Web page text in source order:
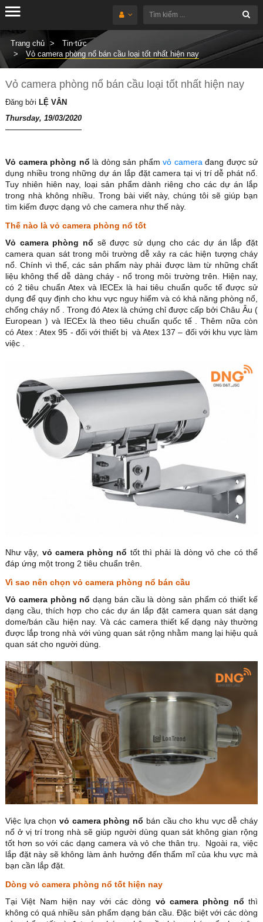
Trang chủ
Tin tức
Vỏ camera phòng nổ bán cầu loại tốt nhất hiện nay
Vỏ camera phòng nổ bán cầu loại tốt nhất hiện nay
Đăng bởi LỆ VÂN
Thursday, 19/03/2020
Vỏ camera phòng nổ là dòng sản phẩm vỏ camera đang được sử
dụng nhiều trong những dự án lắp đặt camera tại vị trí dễ phát nổ.
Tuy nhiên hiên nay, loại sản phẩm dành riêng cho các dự án lắp
trong nhà không nhiều. Trong bài viết này, chúng tôi sẽ giúp bạn
tìm kiếm được dạng vỏ che camera như thế này.
Thế nào là vỏ camera phòng nổ tốt
Vỏ camera phòng nổ sẽ được sử dụng cho các dự án lắp đặt
camera quan sát trong môi trường dễ xảy ra các hiện tượng cháy
nổ. Chính vì thế, các sản phẩm này phải được làm từ những chất
liệu không thể dễ dàng cháy - nổ trong môi trường trên. Hiện nay,
có 2 tiêu chuẩn Atex và IECEx là hai tiêu chuẩn quốc tế được sử
dụng để quy định cho khu vực nguy hiểm và có khả năng phòng nổ,
chống cháy nổ . Trong đó Atex là chứng chỉ được cấp bởi Châu Âu (
European ) và IECEx là theo tiêu chuẩn quốc tế . Thêm nữa còn
có Atex : Atex 95 - đối với thiết bị và Atex 137 – đối với khu vực làm
việc .
Như vậy, vỏ camera phòng nổ tốt thì phải là dòng vỏ che có thể
đáp ứng một trong 2 tiêu chuẩn trên.
Vì sao nên chọn vỏ camera phòng nổ bán cầu
Vỏ camera phòng nổ dạng bán cầu là dòng sản phẩm có thiết kế
dạng cầu, thích hợp cho các dự án lắp đặt camera quan sát dạng
dome/bán cầu hiện nay. Và các camera thiết kế dạng này thường
được lắp trong nhà với vùng quan sát rộng nhằm mang lại hiệu quả
quan sát cho người dùng.
Việc lựa chọnvỏ camera phòng nổ bán cầu cho khu vực dễ cháy
nổ ở vị trí trong nhà sẽ giúp người dùng quan sát không gian rộng
tốt hơn so với các dạng camera và vỏ che thân trụ. Ngoài ra, việc
lắp đặt này sẽ không làm ảnh hưởng đến thẩm mĩ của khu vực mà
bạn cần lắp đặt.
Dòng vỏ camera phòng nổ tốt hiện nay
Tại Việt Nam hiện nay với các dòng vỏ camera phòng nổ thì
không có quá nhiều sản phẩm dạng bán cầu. Đặc biệt với các dòng